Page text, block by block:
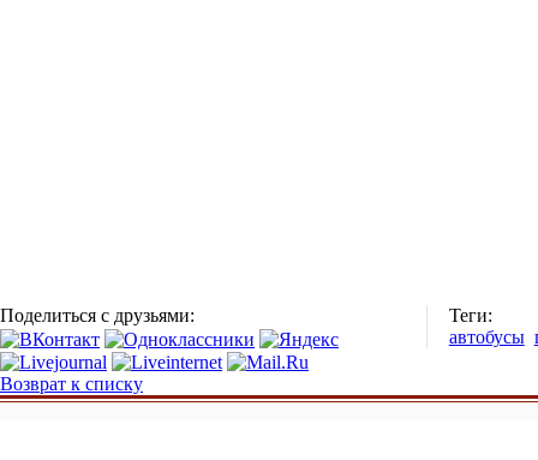
Поделиться с друзьями:
Теги:
автобусы
Возврат к списку